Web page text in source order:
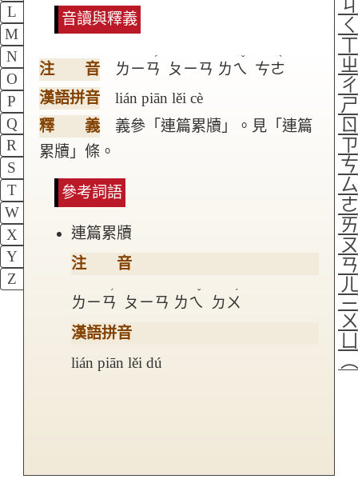
L
M
N
O
P
Q
R
S
T
W
X
Y
Z
音讀與釋義
注 音 ㄌㄧㄢ
ˊ
ㄆㄧㄢ ㄌㄟ
ˇ
ㄘㄜ
ˋ
漢語拼音
lián piān lěi cè
釋 義
義參「連篇累牘」。見「連篇
累牘」條。
參考詞語
連篇累牘
注 音
ㄌㄧㄢ
ˊ
ㄆㄧㄢ ㄌㄟ
ˇ
ㄉㄨ
ˊ
漢語拼音
lián piān lěi dú